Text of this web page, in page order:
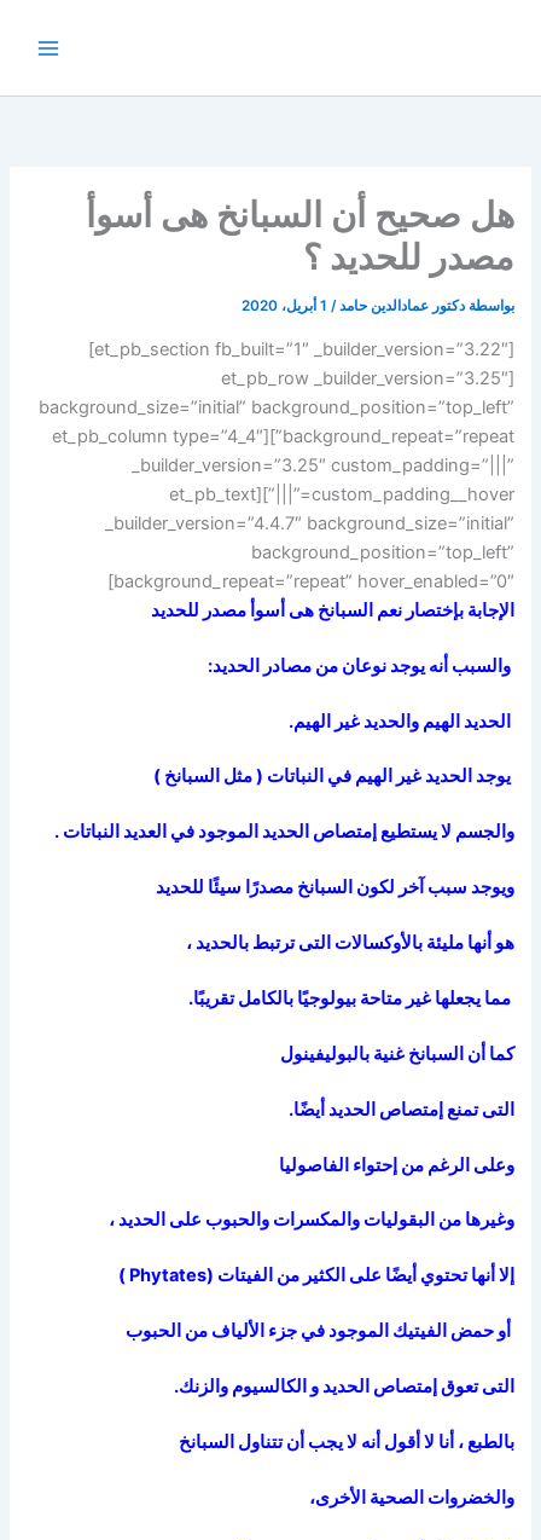
هل صحيح أن السبانخ هى أسوأ
مصدر للحديد ؟
بواسطة دكتور عمادالدين حامد/ 1 أبريل، 2020
[et_pb_section fb_built=”1″ _builder_version=”3.22″]
[et_pb_row _builder_version=”3.25″
background_size=”initial” background_position=”top_left”
background_repeat=”repeat”][et_pb_column type=”4_4″
_builder_version=”3.25″ custom_padding=”|||”
custom_padding__hover=”|||”][et_pb_text
_builder_version=”4.4.7″ background_size=”initial”
background_position=”top_left”
background_repeat=”repeat” hover_enabled=”0″]
الإجابة بإختصار نعم السبانخ هى أسوأ مصدر للحديد
والسبب أنه يوجد نوعان من مصادر الحديد:
الحديد الهيم والحديد غير الهيم.
يوجد الحديد غير الهيم في النباتات ( مثل السبانخ )
والجسم لا يستطيع إمتصاص الحديد الموجود في العديد النباتات .
ويوجد سبب آخر لكون السبانخ مصدرًا سيئًا للحديد
هو أنها مليئة بالأوكسالات التى ترتبط بالحديد ،
مما يجعلها غير متاحة بيولوجيًا بالكامل تقريبًا.
كما أن السبانخ غنية بالبوليفينول
التى تمنع إمتصاص الحديد أيضًا.
وعلى الرغم من إحتواء الفاصوليا
وغيرها من البقوليات والمكسرات والحبوب على الحديد ،
إلا أنها تحتوي أيضًا على الكثير من الفيتات (Phytates
)
أو حمض الفيتيك الموجود في جزء الألياف من الحبوب
التى تعوق إمتصاص الحديد و الكالسيوم والزنك.
بالطبع ، أنا لا أقول أنه لا يجب أن تتناول السبانخ
والخضروات الصحية الأخرى،